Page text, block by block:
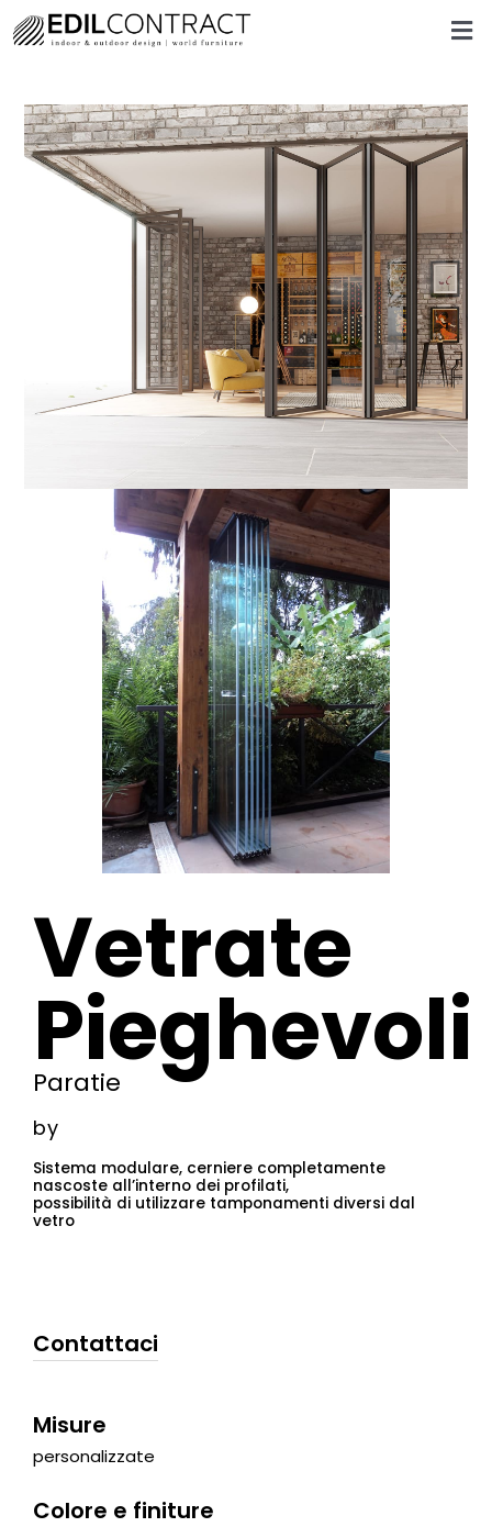
Vetrate
Pieghevoli
Paratie
by
Sistema modulare, cerniere completamente
nascoste all’interno dei profilati,
possibilità di utilizzare tamponamenti diversi dal
vetro
Contattaci
Misure
personalizzate
Colore e finiture